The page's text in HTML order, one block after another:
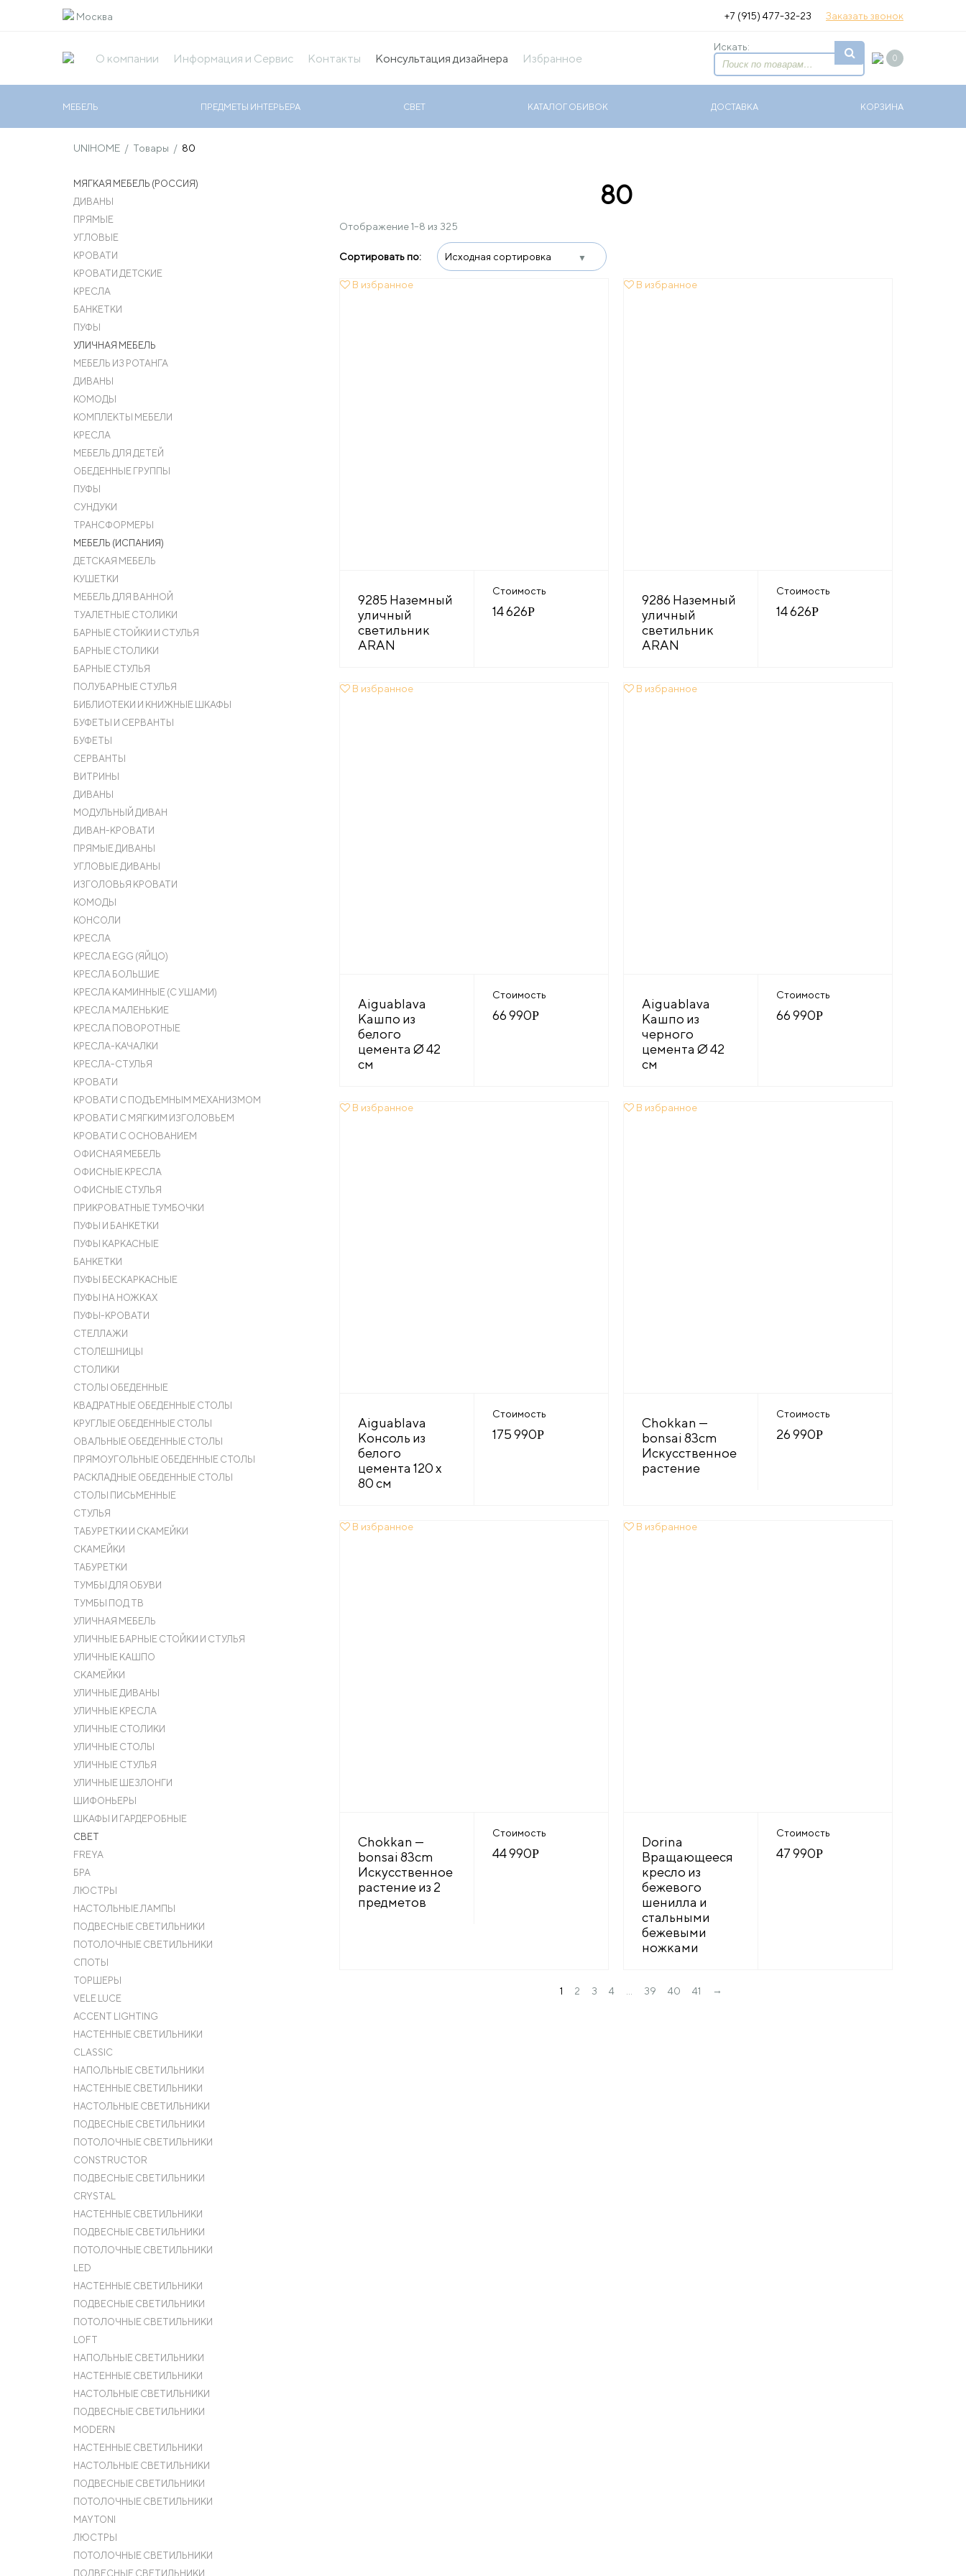
Москва +7 (915) 477-32-23 Заказать звонок
О компании Информация и Сервис Контакты Консультация дизайнера Избранное
Искать:
0
МЕБЕЛЬ ПРЕДМЕТЫ ИНТЕРЬЕРА СВЕТ КАТАЛОГ ОБИВОК ДОСТАВКА КОРЗИНА
UNIHOME / Товары / 80
МЯГКАЯ МЕБЕЛЬ (РОССИЯ)
ДИВАНЫ
ПРЯМЫЕ
УГЛОВЫЕ
КРОВАТИ
КРОВАТИ ДЕТСКИЕ
КРЕСЛА
БАНКЕТКИ
ПУФЫ
УЛИЧНАЯ МЕБЕЛЬ
МЕБЕЛЬ ИЗ РОТАНГА
ДИВАНЫ
КОМОДЫ
КОМПЛЕКТЫ МЕБЕЛИ
КРЕСЛА
МЕБЕЛЬ ДЛЯ ДЕТЕЙ
ОБЕДЕННЫЕ ГРУППЫ
ПУФЫ
СУНДУКИ
ТРАНСФОРМЕРЫ
МЕБЕЛЬ (ИСПАНИЯ)
ДЕТСКАЯ МЕБЕЛЬ
КУШЕТКИ
МЕБЕЛЬ ДЛЯ ВАННОЙ
ТУАЛЕТНЫЕ СТОЛИКИ
БАРНЫЕ СТОЙКИ И СТУЛЬЯ
БАРНЫЕ СТОЛИКИ
БАРНЫЕ СТУЛЬЯ
ПОЛУБАРНЫЕ СТУЛЬЯ
БИБЛИОТЕКИ И КНИЖНЫЕ ШКАФЫ
БУФЕТЫ И СЕРВАНТЫ
БУФЕТЫ
СЕРВАНТЫ
ВИТРИНЫ
ДИВАНЫ
МОДУЛЬНЫЙ ДИВАН
ДИВАН-КРОВАТИ
ПРЯМЫЕ ДИВАНЫ
УГЛОВЫЕ ДИВАНЫ
ИЗГОЛОВЬЯ КРОВАТИ
КОМОДЫ
КОНСОЛИ
КРЕСЛА
КРЕСЛА EGG (ЯЙЦО)
КРЕСЛА БОЛЬШИЕ
КРЕСЛА КАМИННЫЕ (С УШАМИ)
КРЕСЛА МАЛЕНЬКИЕ
КРЕСЛА ПОВОРОТНЫЕ
КРЕСЛА-КАЧАЛКИ
КРЕСЛА-СТУЛЬЯ
КРОВАТИ
КРОВАТИ С ПОДЪЕМНЫМ МЕХАНИЗМОМ
КРОВАТИ С МЯГКИМ ИЗГОЛОВЬЕМ
КРОВАТИ С ОСНОВАНИЕМ
ОФИСНАЯ МЕБЕЛЬ
ОФИСНЫЕ КРЕСЛА
ОФИСНЫЕ СТУЛЬЯ
ПРИКРОВАТНЫЕ ТУМБОЧКИ
ПУФЫ И БАНКЕТКИ
ПУФЫ КАРКАСНЫЕ
БАНКЕТКИ
ПУФЫ БЕСКАРКАСНЫЕ
ПУФЫ НА НОЖКАХ
ПУФЫ-КРОВАТИ
СТЕЛЛАЖИ
СТОЛЕШНИЦЫ
СТОЛИКИ
СТОЛЫ ОБЕДЕННЫЕ
КВАДРАТНЫЕ ОБЕДЕННЫЕ СТОЛЫ
КРУГЛЫЕ ОБЕДЕННЫЕ СТОЛЫ
ОВАЛЬНЫЕ ОБЕДЕННЫЕ СТОЛЫ
ПРЯМОУГОЛЬНЫЕ ОБЕДЕННЫЕ СТОЛЫ
РАСКЛАДНЫЕ ОБЕДЕННЫЕ СТОЛЫ
СТОЛЫ ПИСЬМЕННЫЕ
СТУЛЬЯ
ТАБУРЕТКИ И СКАМЕЙКИ
СКАМЕЙКИ
ТАБУРЕТКИ
ТУМБЫ ДЛЯ ОБУВИ
ТУМБЫ ПОД ТВ
УЛИЧНАЯ МЕБЕЛЬ
УЛИЧНЫЕ БАРНЫЕ СТОЙКИ И СТУЛЬЯ
УЛИЧНЫЕ КАШПО
СКАМЕЙКИ
УЛИЧНЫЕ ДИВАНЫ
УЛИЧНЫЕ КРЕСЛА
УЛИЧНЫЕ СТОЛИКИ
УЛИЧНЫЕ СТОЛЫ
УЛИЧНЫЕ СТУЛЬЯ
УЛИЧНЫЕ ШЕЗЛОНГИ
ШИФОНЬЕРЫ
ШКАФЫ И ГАРДЕРОБНЫЕ
СВЕТ
FREYA
БРА
ЛЮСТРЫ
НАСТОЛЬНЫЕ ЛАМПЫ
ПОДВЕСНЫЕ СВЕТИЛЬНИКИ
ПОТОЛОЧНЫЕ СВЕТИЛЬНИКИ
СПОТЫ
ТОРШЕРЫ
VELE LUCE
ACCENT LIGHTING
НАСТЕННЫЕ СВЕТИЛЬНИКИ
CLASSIC
НАПОЛЬНЫЕ СВЕТИЛЬНИКИ
НАСТЕННЫЕ СВЕТИЛЬНИКИ
НАСТОЛЬНЫЕ СВЕТИЛЬНИКИ
ПОДВЕСНЫЕ СВЕТИЛЬНИКИ
ПОТОЛОЧНЫЕ СВЕТИЛЬНИКИ
CONSTRUCTOR
ПОДВЕСНЫЕ СВЕТИЛЬНИКИ
CRYSTAL
НАСТЕННЫЕ СВЕТИЛЬНИКИ
ПОДВЕСНЫЕ СВЕТИЛЬНИКИ
ПОТОЛОЧНЫЕ СВЕТИЛЬНИКИ
LED
НАСТЕННЫЕ СВЕТИЛЬНИКИ
ПОДВЕСНЫЕ СВЕТИЛЬНИКИ
ПОТОЛОЧНЫЕ СВЕТИЛЬНИКИ
LOFT
НАПОЛЬНЫЕ СВЕТИЛЬНИКИ
НАСТЕННЫЕ СВЕТИЛЬНИКИ
НАСТОЛЬНЫЕ СВЕТИЛЬНИКИ
ПОДВЕСНЫЕ СВЕТИЛЬНИКИ
MODERN
НАСТЕННЫЕ СВЕТИЛЬНИКИ
НАСТОЛЬНЫЕ СВЕТИЛЬНИКИ
ПОДВЕСНЫЕ СВЕТИЛЬНИКИ
ПОТОЛОЧНЫЕ СВЕТИЛЬНИКИ
MAYTONI
ЛЮСТРЫ
ПОТОЛОЧНЫЕ СВЕТИЛЬНИКИ
ПОДВЕСНЫЕ СВЕТИЛЬНИКИ
80
Отображение 1–8 из 325
В избранное
9285 Наземный
уличный
светильник
ARAN
Стоимость
14 626Р
В избранное
9286 Наземный
уличный
светильник
ARAN
Стоимость
14 626Р
В избранное
Aiguablava
Кашпо из
белого
цемента Ø 42
см
Стоимость
66 990Р
В избранное
Aiguablava
Кашпо из
черного
цемента Ø 42
см
Стоимость
66 990Р
В избранное
Aiguablava
Консоль из
белого
цемента 120 x
80 см
Стоимость
175 990Р
В избранное
Chokkan —
bonsai 83cm
Искусственное
растение
Стоимость
26 990Р
В избранное
Chokkan —
bonsai 83cm
Искусственное
растение из 2
предметов
Стоимость
44 990Р
В избранное
Dorina
Вращающееся
кресло из
бежевого
шенилла и
стальными
бежевыми
ножками
Стоимость
47 990Р
1 2 3 4 39 40 41 →